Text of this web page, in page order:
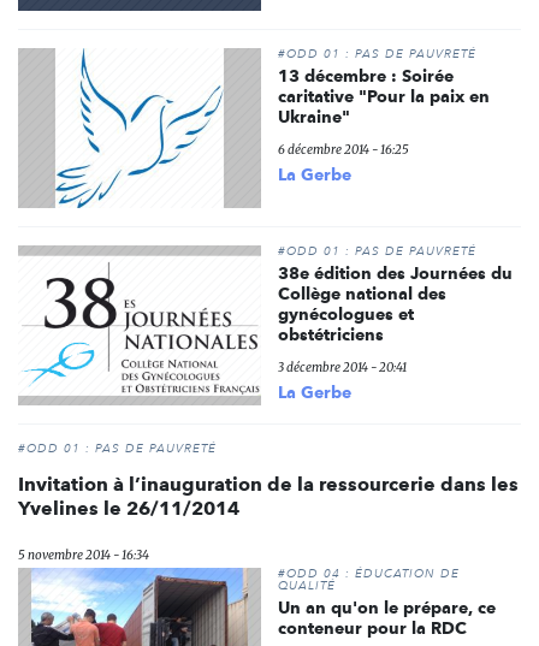
#ODD 01 : PAS DE PAUVRETÉ
13 décembre : Soirée
caritative "Pour la paix en
Ukraine"
6 décembre 2014 - 16:25
La Gerbe
#ODD 01 : PAS DE PAUVRETÉ
38e édition des Journées du
Collège national des
gynécologues et
obstétriciens
3 décembre 2014 - 20:41
La Gerbe
#ODD 01 : PAS DE PAUVRETÉ
Invitation à l’inauguration de la ressourcerie dans les
Yvelines le 26/11/2014
5 novembre 2014 - 16:34
#ODD 04 : ÉDUCATION DE
QUALITÉ
Un an qu'on le prépare, ce
conteneur pour la RDC